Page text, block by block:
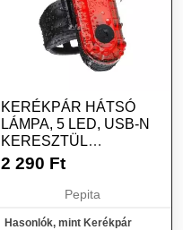
KERÉKPÁR HÁTSÓ
LÁMPA, 5 LED, USB-N
KERESZTÜL
TÖLTHETŐ, PIROS
2 290 Ft
Pepita
Hasonlók, mint Kerékpár